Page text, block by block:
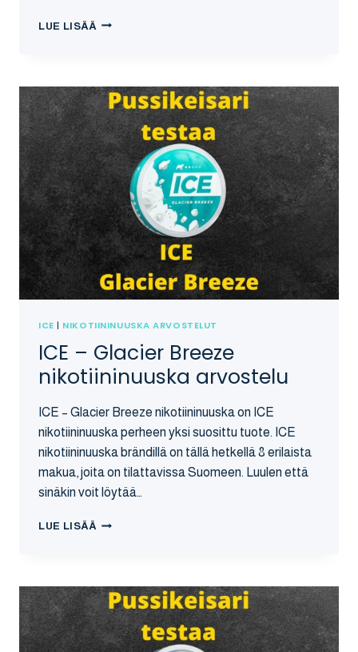
LUE LISÄÄ MINKÄLAINEN
ICE | NIKOTIININUUSKA ARVOSTELUT
ICE – Glacier Breeze
nikotiininuuska arvostelu
ICE – Glacier Breeze nikotiininuuska on ICE
nikotiininuuska perheen yksi suosittu tuote. ICE
nikotiininuuska brändillä on tällä hetkellä 8 erilaista
makua, joita on tilattavissa Suomeen. Luulen että
sinäkin voit löytää…
LUE LISÄÄ ICE
NIKOTIININUUSKA
ARVOSTELU